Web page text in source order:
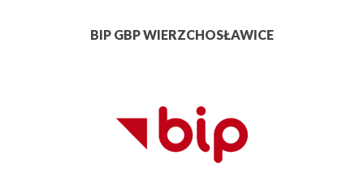
BIP GBP WIERZCHOSŁAWICE